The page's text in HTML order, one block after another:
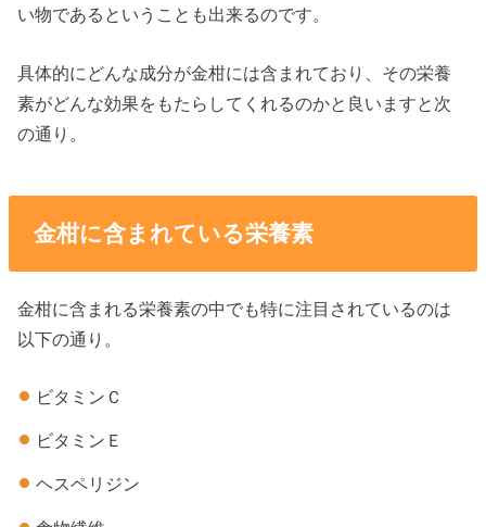
い物であるということも出来るのです。
具体的にどんな成分が金柑には含まれており、その栄養
素がどんな効果をもたらしてくれるのかと良いますと次
の通り。
金柑に含まれている栄養素
金柑に含まれる栄養素の中でも特に注目されているのは
以下の通り。
ビタミンＣ
ビタミンＥ
ヘスペリジン